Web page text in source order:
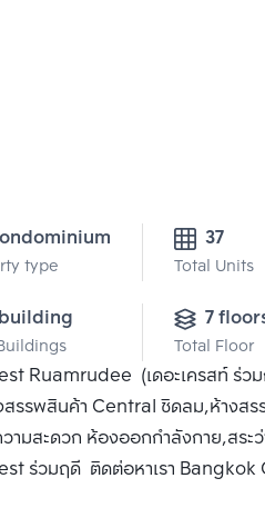
type
37
Total Units
7
Total Floor
Ruamrudee (เดอะเครสท์ ร่ว
สรรพสินค้า Central ชิดลม,ห้าง
ามสะดวก ห้องออกกำลังกาย,สระ
ร่วมฤดี ติดต่อหาเรา Bangkok